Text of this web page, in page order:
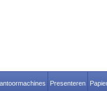
Presenteren